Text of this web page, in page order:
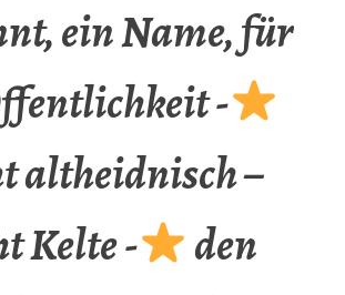
ein Name, für
-
altheidnisch –
Kelte -
den